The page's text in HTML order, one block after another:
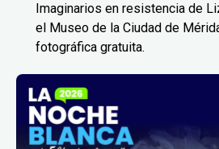
Imaginarios en resistencia de
el Museo de la Ciudad de
fotográfica gratuita.